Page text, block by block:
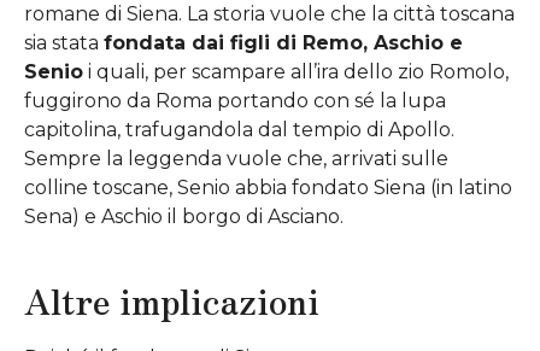
romane di Siena. La storia vuole che la città toscana
sia stata fondata dai figli di Remo, Aschio e
Senio i quali, per scampare all’ira dello zio Romolo,
fuggirono da Roma portando con sé la lupa
capitolina, trafugandola dal tempio di Apollo.
Sempre la leggenda vuole che, arrivati sulle
colline toscane, Senio abbia fondato Siena (in latino
Sena) e Aschio il borgo di Asciano.
Altre implicazioni